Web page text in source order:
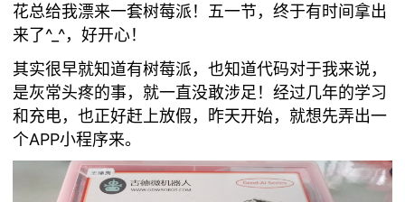
花总给我漂来一套树莓派！五一节，终于有时间拿出
来了^_^，好开心！
其实很早就知道有树莓派，也知道代码对于我来说，
是灰常头疼的事，就一直没敢涉足！经过几年的学习
和充电，也正好赶上放假，昨天开始，就想先弄出一
个APP小程序来。